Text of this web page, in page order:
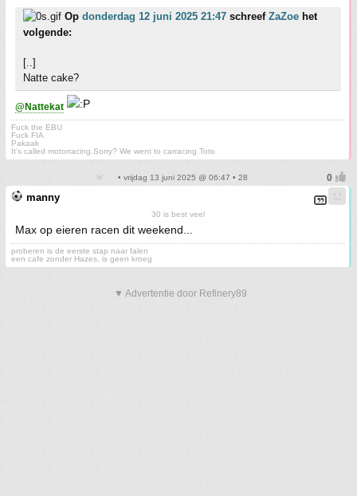
Op donderdag 12 juni 2025 21:47 schreef ZaZoe het
volgende:
[..]
Natte cake?
@Nattekat
Fuck the EBU
Fuck FIA
Pakaak
It's called motorracing.Sorry? We went to carracing Toto
• vrijdag 13 juni 2025 @ 06:47 • 28
manny
30 is best veel
Max op eieren racen dit weekend...
proberen is de eerste stap naar falen
een cafe zonder Hazes, is geen kroeg
▼ Advertentie door Refinery89